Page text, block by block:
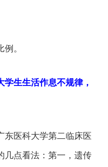
。
生生活作息不规律，
东医科大学第二临床医
几点看法：第一，遗传